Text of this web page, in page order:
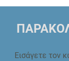
Εισάγετε τον